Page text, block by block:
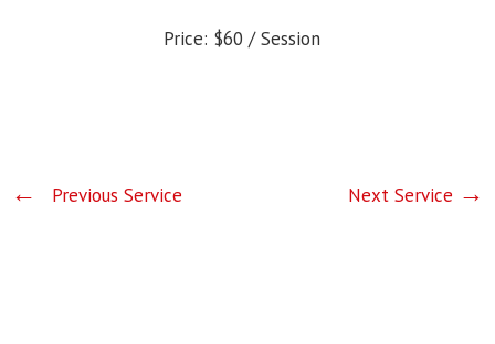
Price: $60 / Session
Previous Service Next Service